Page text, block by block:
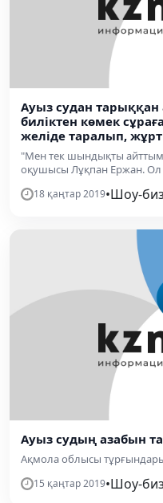
Ауыз судан
биліктен көмек
желіде таралып,
"Мен тек шындықты
оқушысы Лұқпан Ержан. Ол
18 қаңтар 2019•Шоу-
Ауыз судың азабын
Ақмола облысы
15 қаңтар 2019•Шоу-